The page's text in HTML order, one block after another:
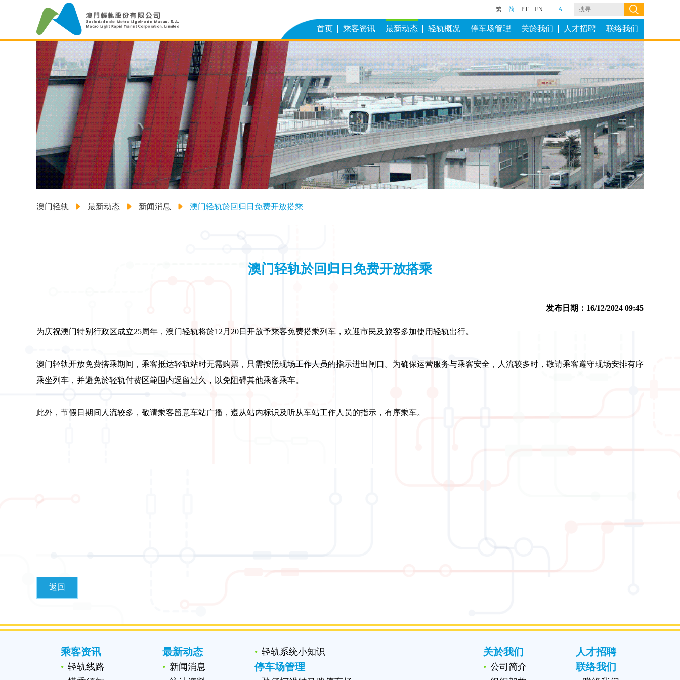
繁 简 PT EN - A +
首页 乘客资讯 最新动态 轻轨概况 停车场管理 关於我们 人才招聘 联络我们
澳门轻轨 最新动态 新闻消息 澳门轻轨於回归日免费开放搭乘
澳门轻轨於回归日免费开放搭乘
发布日期：16/12/2024 09:45
为庆祝澳门特别行政区成立25周年，澳门轻轨将於12月20日开放予乘客免费搭乘列车，欢迎市民及旅客多加使用轻轨出行。
澳门轻轨开放免费搭乘期间，乘客抵达轻轨站时无需购票，只需按照现场工作人员的指示进出闸口。为确保运营服务与乘客安全，人流较多时，敬请乘客遵守现场安排有序
乘坐列车，并避免於轻轨付费区範围内逗留过久，以免阻碍其他乘客乘车。
此外，节假日期间人流较多，敬请乘客留意车站广播，遵从站内标识及听从车站工作人员的指示，有序乘车。
返回
乘客资讯
轻轨线路
最新动态
新闻消息
轻轨系统小知识
停车场管理
关於我们
公司简介
人才招聘
联络我们